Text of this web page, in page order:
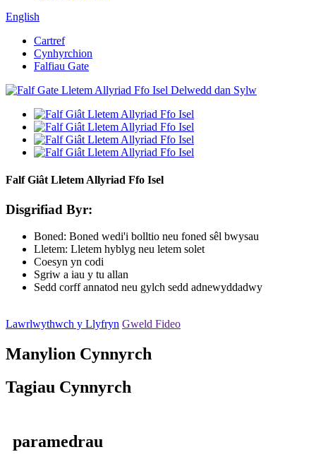
English
Cartref
Cynhyrchion
Falfiau Gate
Falf Giât Lletem Allyriad Ffo Isel
Disgrifiad Byr:
Boned: Boned wedi'i bolltio neu foned sêl bwysau
Lletem: Lletem hyblyg neu letem solet
Coesyn yn codi
Sgriw a iau y tu allan
Sedd corff annatod neu gylch sedd adnewyddadwy
Lawrlwythwch y Llyfryn Gweld Fideo
Manylion Cynnyrch
Tagiau Cynnyrch
paramedrau